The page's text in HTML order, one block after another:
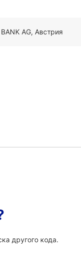
AG, Австрия
другого кода.